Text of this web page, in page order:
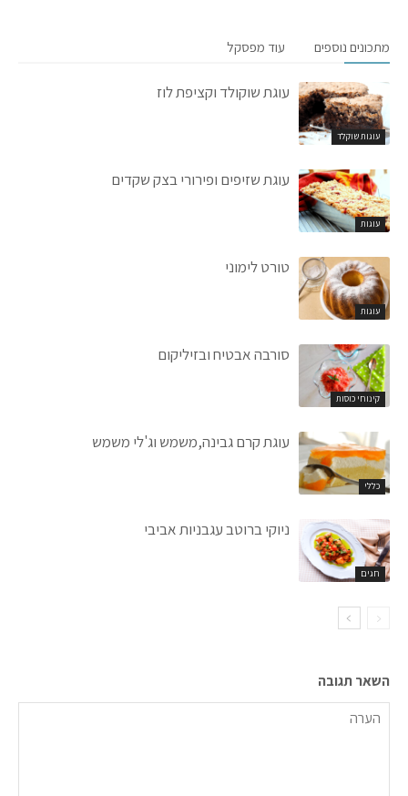
מתכונים נוספים עוד מפסקל
עוגות שוקלד
עוגת שוקולד וקציפת לוז
עוגות
עוגת שזיפים ופירורי בצק שקדים
עוגות
טורט לימוני
קינוחי כוסות
סורבה אבטיח ובזיליקום
כללי
עוגת קרם גבינה,משמש וג'לי משמש
חגים
ניוקי ברוטב עגבניות אביבי
השאר תגובה